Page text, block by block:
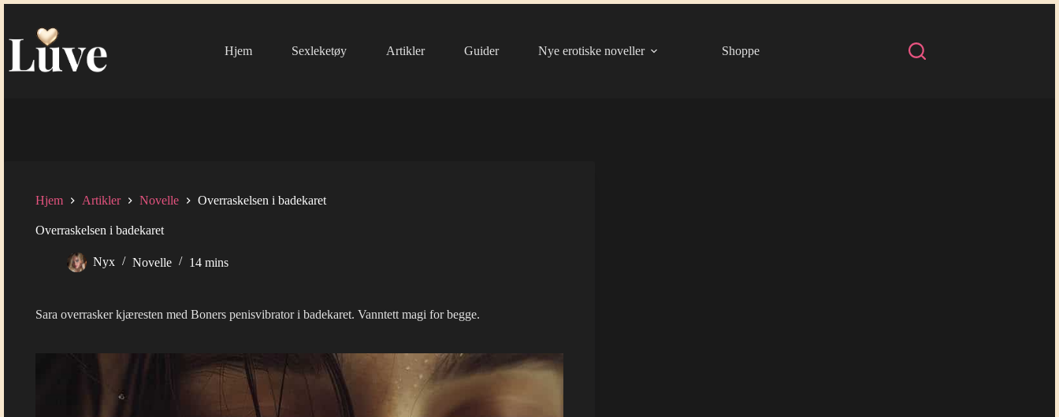
innholdet
Hjem
Sexleketøy Artikler Guider Nye erotiske noveller Shoppe
Hjem Artikler Novelle Overraskelsen i badekaret
Overraskelsen i badekaret
Nyx Novelle 14 mins
Sara overrasker kjæresten med Boners penisvibrator i badekaret. Vanntett magi for begge.